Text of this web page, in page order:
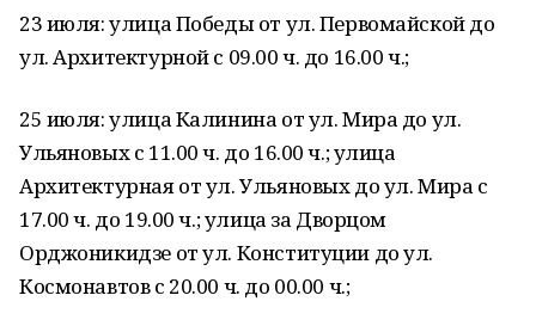
23 июля: улица Победы от ул. Первомайской до
ул. Архитектурной с 09.00 ч. до 16.00 ч.;
25 июля: улица Калинина от ул. Мира до ул.
Ульяновых с 11.00 ч. до 16.00 ч.; улица
Архитектурная от ул. Ульяновых до ул. Мира с
17.00 ч. до 19.00 ч.; улица за Дворцом
Орджоникидзе от ул. Конституции до ул.
Космонавтов с 20.00 ч. до 00.00 ч.;